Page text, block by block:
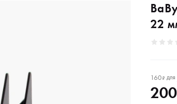
22
160₽ для
200